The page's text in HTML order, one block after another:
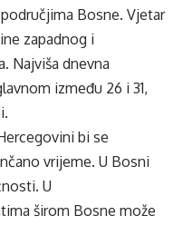
Bosne. Vjetar
zapadnog i
Najviša dnevna
između 26 i 31,
bi se
vrijeme. U Bosni
U
širom Bosne može